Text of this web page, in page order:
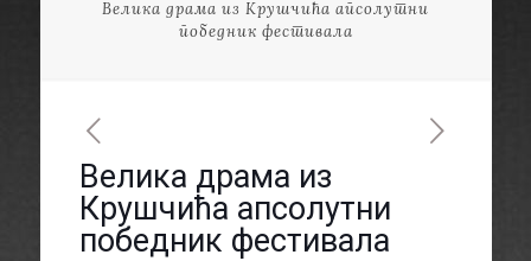
Велика драма из Крушчића апсолутни
победник фестивала
Велика драма из
Крушчића апсолутни
победник фестивала